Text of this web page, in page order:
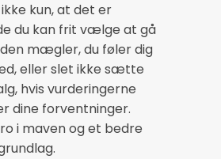
kun, at det er
du kan frit vælge at gå
mægler, du føler dig
eller slet ikke sætte
hvis vurderingerne
dine forventninger.
i maven og et bedre